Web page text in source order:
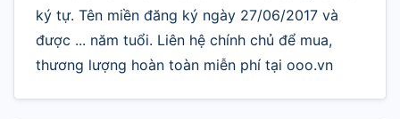
ký tự. Tên miền đăng ký ngày 27/06/2017 và
được ... năm tuổi. Liên hệ chính chủ để mua,
thương lượng hoàn toàn miễn phí tại ooo.vn